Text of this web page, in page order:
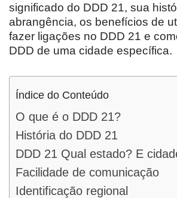
significado do DDD 21, sua
abrangência, os benefícios de
fazer ligações no DDD 21 e
DDD de uma cidade específica.
Índice do Conteúdo
O que é o DDD 21?
História do DDD 21
DDD 21 Qual estado? E
Facilidade de comunicação
Identificação regional